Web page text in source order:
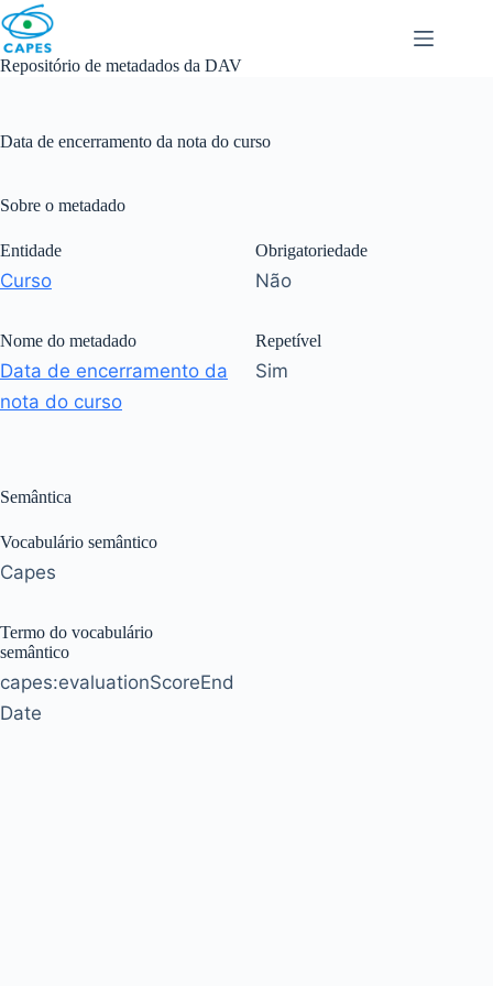
Skip
to
content
Repositório de metadados da DAV
Data de encerramento da nota do curso
Sobre o metadado
Entidade
Curso
Nome do metadado
Data de encerramento da
nota do curso
Obrigatoriedade
Não
Repetível
Sim
Semântica
Vocabulário semântico
Capes
Termo do vocabulário
semântico
capes:evaluationScoreEnd
Date